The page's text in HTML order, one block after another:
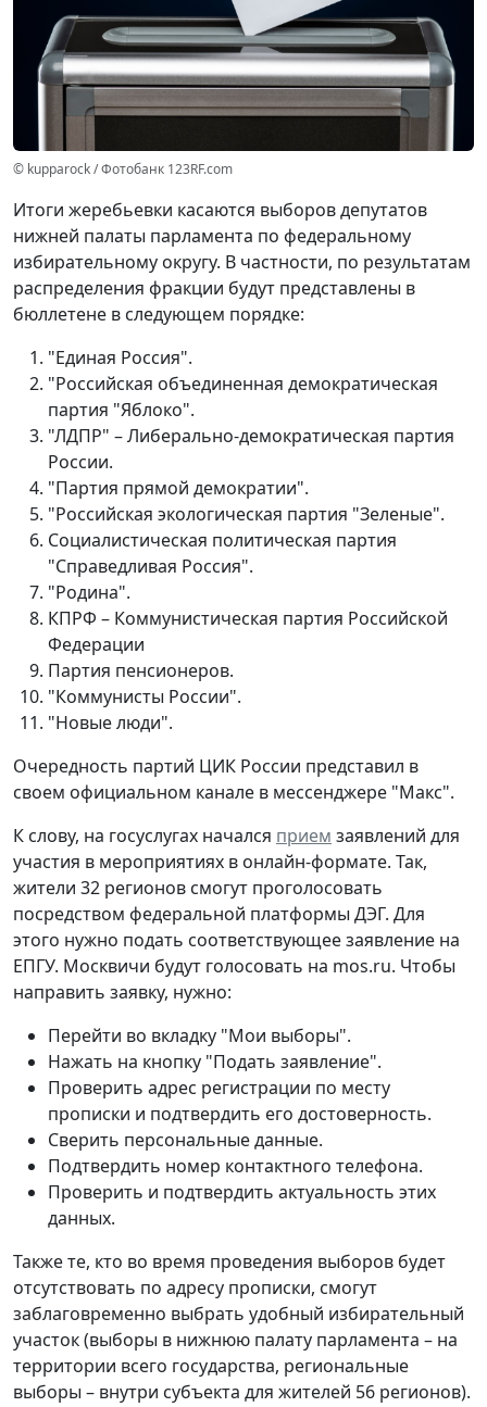
© kupparock / Фотобанк 123RF.com
Итоги жеребьевки касаются выборов депутатов
нижней палаты парламента по федеральному
избирательному округу. В частности, по результатам
распределения фракции будут представлены в
бюллетене в следующем порядке:
"Единая Россия".
"Российская объединенная демократическая
партия "Яблоко".
"ЛДПР" – Либерально-демократическая партия
России.
"Партия прямой демократии".
"Российская экологическая партия "Зеленые".
Социалистическая политическая партия
"Справедливая Россия".
"Родина".
КПРФ – Коммунистическая партия Российской
Федерации
Партия пенсионеров.
"Коммунисты России".
"Новые люди".
Очередность партий ЦИК России представил в
своем официальном канале в мессенджере "Макс".
К слову, на госуслугах начался прием заявлений для
участия в мероприятиях в онлайн-формате. Так,
жители 32 регионов смогут проголосовать
посредством федеральной платформы ДЭГ. Для
этого нужно подать соответствующее заявление на
ЕПГУ. Москвичи будут голосовать на mos.ru. Чтобы
направить заявку, нужно:
Перейти во вкладку "Мои выборы".
Нажать на кнопку "Подать заявление".
Проверить адрес регистрации по месту
прописки и подтвердить его достоверность.
Сверить персональные данные.
Подтвердить номер контактного телефона.
Проверить и подтвердить актуальность этих
данных.
Также те, кто во время проведения выборов будет
отсутствовать по адресу прописки, смогут
заблаговременно выбрать удобный избирательный
участок (выборы в нижнюю палату парламента – на
территории всего государства, региональные
выборы – внутри субъекта для жителей 56 регионов).